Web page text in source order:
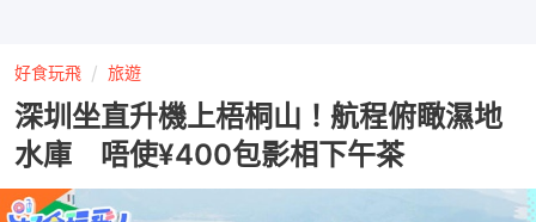
好食玩飛 旅遊
深圳坐直升機上梧桐山！航程俯瞰濕地
水庫 唔使¥400包影相下午茶